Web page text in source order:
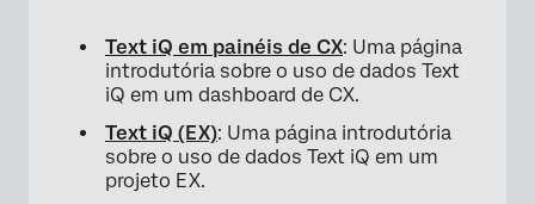
Text iQ em painéis de CX: Uma página
introdutória sobre o uso de dados Text
iQ em um dashboard de CX.
Text iQ (EX): Uma página introdutória
sobre o uso de dados Text iQ em um
projeto EX.